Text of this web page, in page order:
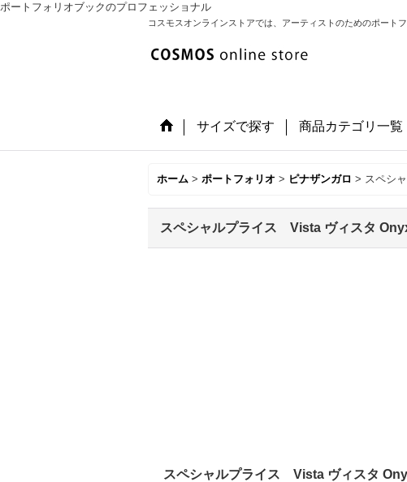
ポートフォリオブックのプロフェッショナル
コスモスオンラインストアでは、アーティストのためのポート
サイズで探す 商品カテゴリ一覧
ホーム > ポートフォリオ > ピナザンガロ > スペシ
スペシャルプライス Vista ヴィスタ
スペシャルプライス Vista ヴィスタ